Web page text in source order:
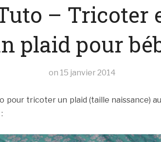
– Tricoter
plaid pour
on 15 janvier 2014
pour tricoter un plaid (taille naissance)